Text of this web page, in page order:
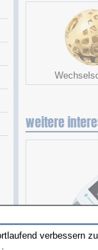
weitere
verbessern